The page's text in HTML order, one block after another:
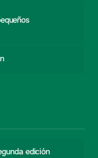
edición